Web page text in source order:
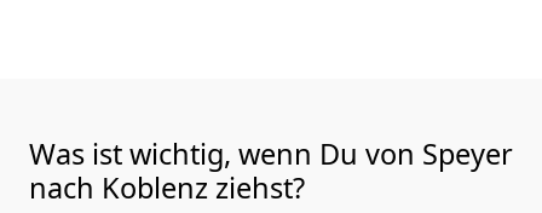
Was ist wichtig, wenn Du von Speyer
nach Koblenz ziehst?